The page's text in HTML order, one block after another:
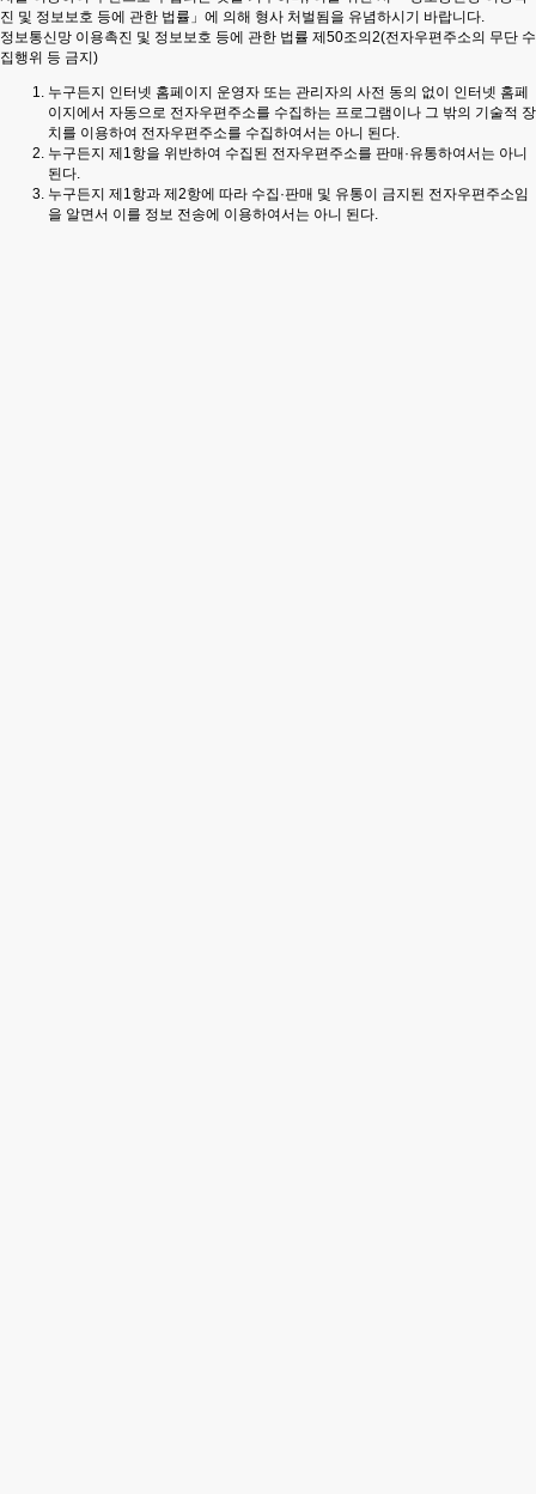
진 및 정보보호 등에 관한 법률」에 의해 형사 처벌됨을 유념하시기 바랍니다.
정보통신망 이용촉진 및 정보보호 등에 관한 법률 제50조의2(전자우편주소의 무단 수
집행위 등 금지)
누구든지 인터넷 홈페이지 운영자 또는 관리자의 사전 동의 없이 인터넷 홈페
이지에서 자동으로 전자우편주소를 수집하는 프로그램이나 그 밖의 기술적 장
치를 이용하여 전자우편주소를 수집하여서는 아니 된다.
누구든지 제1항을 위반하여 수집된 전자우편주소를 판매·유통하여서는 아니
된다.
누구든지 제1항과 제2항에 따라 수집·판매 및 유통이 금지된 전자우편주소임
을 알면서 이를 정보 전송에 이용하여서는 아니 된다.